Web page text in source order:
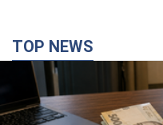
елітних квартир у
просив кошти та де
Як працює особлива
користується